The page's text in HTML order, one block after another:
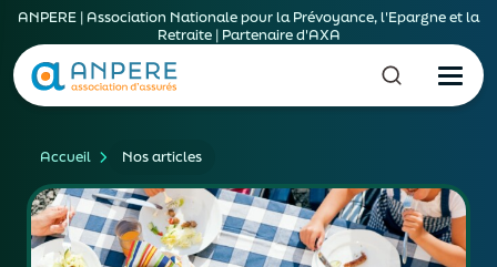
ANPERE | Association Nationale pour la Prévoyance, l'Epargne et la
Retraite | Partenaire d'AXA
Accueil Nos articles